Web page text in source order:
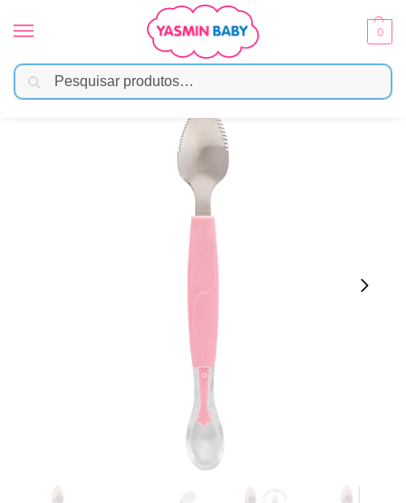
0
Início Alimentação / Pratos e Talheres